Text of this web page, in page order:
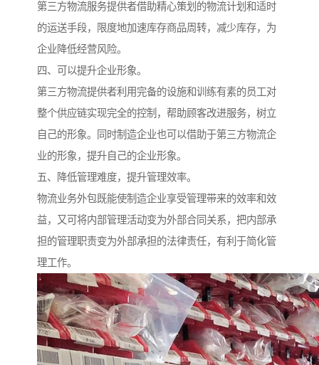
第三方物流服务提供者借助精心策划的物流计划和适时
的运送手段，限度地加速库存商品周转，减少库存，为
企业降低经营风险。
四、可以提升企业形象。
第三方物流提供者利用完备的设施和训练有素的员工对
整个供应链实现完全的控制，帮助顾客改进服务，树立
自己的形象。同时制造企业也可以借助于第三方物流企
业的形象，提升自己的企业形象。
五、降低管理难度，提升管理效率。
物流业务外包既能使制造企业享受管理带来的效率和效
益，又可将内部管理活动变为外部合同关系，把内部承
担的管理职责变为外部承担的法律责任，有利于简化管
理工作。